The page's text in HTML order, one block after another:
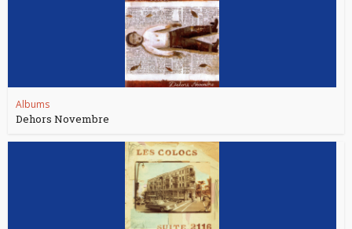
Albums
Dehors Novembre